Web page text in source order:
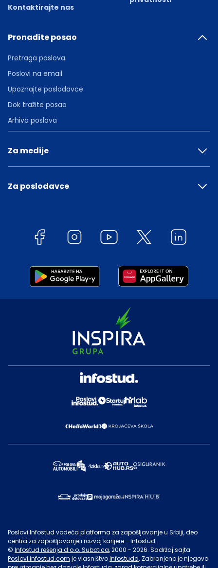
Kontaktirajte nas
Pronađite posao
Pretraga poslova
Poslovi na email
Upoznajte poslodavce
Dok tražite posao
Arhiva poslova
Za medije
Za poslodavce
Poslovi Infostud vodeća platforma za zapošljavanje u Srbiji, deo
centra za zapošljavanje i razvoj karijere - Infostud.
© Infostud rešenja d.o.o. Subotica, 2000 - 2026. Sadržaj sajta
Poslovi.infostud.com je vlasništvoInfostuda. Zabranjeno je njegovo